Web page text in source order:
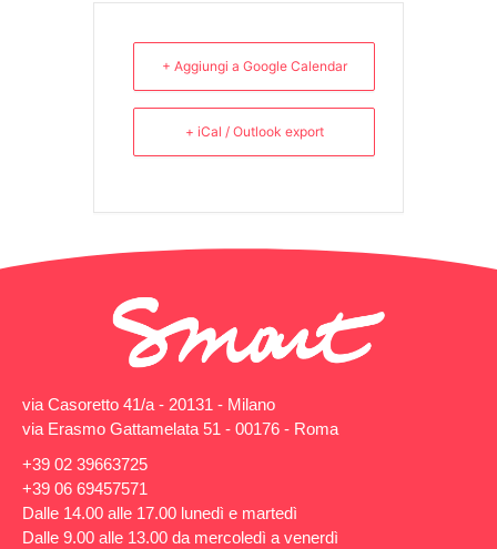
+ Aggiungi a Google Calendar
+ iCal / Outlook export
via Casoretto 41/a - 20131 - Milano
via Erasmo Gattamelata 51 - 00176 - Roma
+39 02 39663725
+39 06 69457571
Dalle 14.00 alle 17.00 lunedì e martedì
Dalle 9.00 alle 13.00 da mercoledì a venerdì